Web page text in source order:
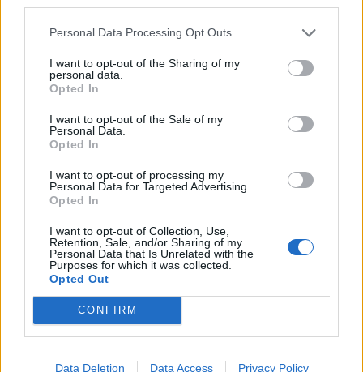
Personal Data Processing Opt Outs
I want to opt-out of the Sharing of my
personal data.
Opted In
I want to opt-out of the Sale of my
Personal Data.
Opted In
I want to opt-out of processing my
Personal Data for Targeted Advertising.
Opted In
I want to opt-out of Collection, Use,
Retention, Sale, and/or Sharing of my
Personal Data that Is Unrelated with the
Purposes for which it was collected.
Opted Out
CONFIRM
Data Deletion Data Access Privacy Policy